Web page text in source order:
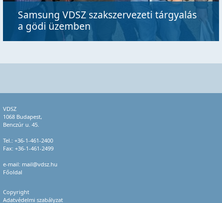
Samsung VDSZ szakszervezeti tárgyalás
a gödi üzemben
VDSZ
1068 Budapest,
Benczúr u. 45.
Tel.: +36-1-461-2400
Fax: +36-1-461-2499
e-mail: mail@vdsz.hu
Főoldal
Copyright
Adatvédelmi szabályzat